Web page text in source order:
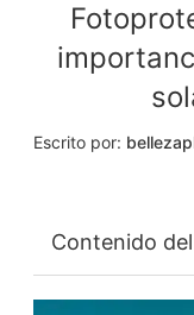
Escrito por:
Contenido